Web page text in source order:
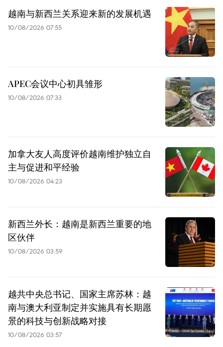
越南与新西兰关系迎来新的发展机遇
10/08/2026 07:55
APEC会议中心初具雏形
10/08/2026 07:33
加拿大友人高度评价越南维护独立自
主与促进和平经验
10/08/2026 04:23
新西兰外长：越南是新西兰重要的地
区伙伴
10/08/2026 03:59
越共中央总书记、国家主席苏林：越
南与澳大利亚制定并实施具有长期愿
景的科技与创新战略对接
10/08/2026 03:57